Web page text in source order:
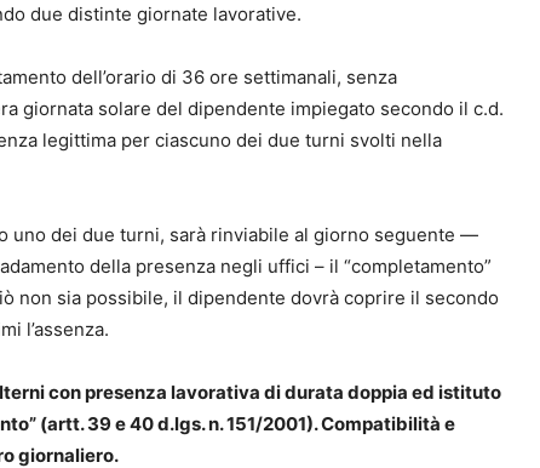
due distinte giornate lavorative.
dell’orario di 36 ore settimanali, senza
giornata solare del dipendente impiegato secondo il c.d.
legittima per ciascuno dei due turni svolti nella
uno dei due turni, sarà rinviabile al giorno seguente —
della presenza negli uffici – il “completamento”
non sia possibile, il dipendente dovrà coprire il secondo
l’assenza.
con presenza lavorativa di durata doppia ed istituto
(artt. 39 e 40 d.lgs. n. 151/2001). Compatibilità e
giornaliero.